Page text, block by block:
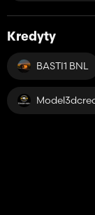
Kredyty
BASTI1 BNL